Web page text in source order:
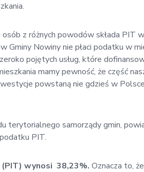
z różnych powodów składa PIT
Gminy Nowiny nie płaci podatku w
pojętych usług, które
mamy pewność, że część
powstaną nie gdzieś w
terytorialnego samorządy gmin,
PIT.
(PIT) wynosi 38,23%. Oznacza to,